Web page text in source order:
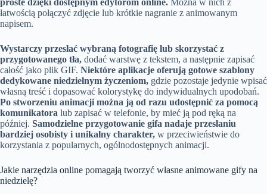
proste dzięki dostępnym edytorom online. Można w nich z
łatwością połączyć zdjęcie lub krótkie nagranie z animowanym
napisem.
Wystarczy przesłać wybraną fotografię lub skorzystać z
przygotowanego tła, dodać warstwę z tekstem, a następnie zapisać
całość jako plik GIF. Niektóre aplikacje oferują gotowe szablony
dedykowane niedzielnym życzeniom, gdzie pozostaje jedynie wpisać
własną treść i dopasować kolorystykę do indywidualnych upodobań.
Po stworzeniu animacji można ją od razu udostępnić za pomocą
komunikatora lub zapisać w telefonie, by mieć ją pod ręką na
później. Samodzielne przygotowanie gifa nadaje przesłaniu
bardziej osobisty i unikalny charakter, w przeciwieństwie do
korzystania z popularnych, ogólnodostępnych animacji.
Jakie narzędzia online pomagają tworzyć własne animowane gify na
niedzielę?